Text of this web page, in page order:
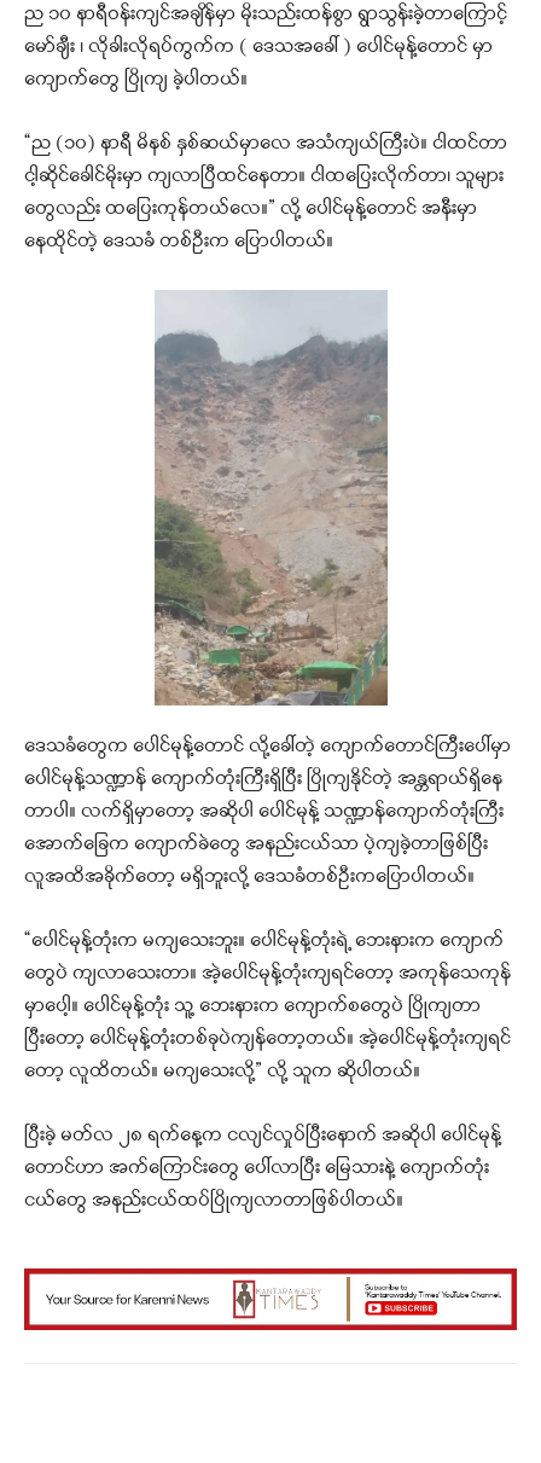
ည ၁၀ နာရီဝန်းကျင်အချိန်မှာ မိုးသည်းထန်စွာ ရွာသွန်းခဲ့တာကြောင့်
မော်ချီး ၊ လိုခါးလိုရပ်ကွက်က ( ဒေသအခေါ် ) ပေါင်မုန့်တောင် မှာ
ကျောက်တွေ ပြိုကျ ခဲ့ပါတယ်။
“ည (၁၀) နာရီ မိနစ် နှစ်ဆယ်မှာလေ အသံကျယ်ကြီးပဲ။ ငါထင်တာ
ငါ့ဆိုင်ခေါင်မိုးမှာ ကျလာပြီထင်နေတာ။ ငါထပြေးလိုက်တာ၊ သူများ
တွေလည်း ထပြေးကုန်တယ်လေ။” လို့ ပေါင်မုန့်တောင် အနီးမှာ
နေထိုင်တဲ့ ဒေသခံ တစ်ဦးက ပြောပါတယ်။
ဒေသခံတွေက ပေါင်မုန့်တောင် လို့ခေါ်တဲ့ ကျောက်တောင်ကြီးပေါ်မှာ
ပေါင်မုန့်သဏ္ဍာန် ကျောက်တုံးကြီးရှိပြီး ပြိုကျနိုင်တဲ့ အန္တရာယ်ရှိနေ
တာပါ။ လက်ရှိမှာတော့ အဆိုပါ ပေါင်မုန့် သဏ္ဍာန်ကျောက်တုံးကြီး
အောက်ခြေက ကျောက်ခဲတွေ အနည်းငယ်သာ ပဲ့ကျခဲ့တာဖြစ်ပြီး
လူအထိအခိုက်တော့ မရှိဘူးလို့ ဒေသခံတစ်ဦးကပြောပါတယ်။
“ပေါင်မုန့်တုံးက မကျသေးဘူး။ ပေါင်မုန့်တုံးရဲ့ ဘေးနားက ကျောက်
တွေပဲ ကျလာသေးတာ။ အဲ့ပေါင်မုန့်တုံးကျရင်တော့ အကုန်သေကုန်
မှာပေါ့။ ပေါင်မုန့်တုံး သူ့ ဘေးနားက ကျောက်စတွေပဲ ပြိုကျတာ
ပြီး‌တော့ ပေါင်မုန့်တုံးတစ်ခုပဲကျန်တော့တယ်။ အဲ့ပေါင်မုန့်တုံးကျရင်
တော့ လူထိတယ်။ မကျသေးလို့” လို့ သူက ဆိုပါတယ်။
ပြီးခဲ့ မတ်လ ၂၈ ရက်နေ့က ငလျင်လှုပ်ပြီးနောက် အဆိုပါ ပေါင်မုန့်
တောင်ဟာ အက်ကြောင်းတွေ ပေါ်လာပြီး မြေသားနဲ့ ကျောက်တုံး
ငယ်တွေ အနည်းငယ်ထပ်ပြိုကျလာတာဖြစ်ပါတယ်။